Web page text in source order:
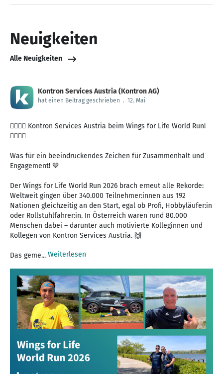
Neuigkeiten
Alle Neuigkeiten
Kontron Services Austria (Kontron AG)
hat einen Beitrag geschrieben . 12. Mai
🧚‍♀️🏃‍♂️ Kontron Services Austria beim Wings for Life World Run!
🏃‍♀️🧚‍♂️
Was für ein beeindruckendes Zeichen für Zusammenhalt und
Engagement! 💙
Der Wings for Life World Run 2026 brach erneut alle Rekorde:
Weltweit gingen über 340.000 Teilnehmer:innen aus 192
Nationen gleichzeitig an den Start, egal ob Profi, Hobbyläufer:in
oder Rollstuhlfahrer:in. In Österreich waren rund 80.000
Menschen dabei – darunter auch motivierte Kolleginnen und
Kollegen von Kontron Services Austria. 🙌
Das geme... Weiterlesen